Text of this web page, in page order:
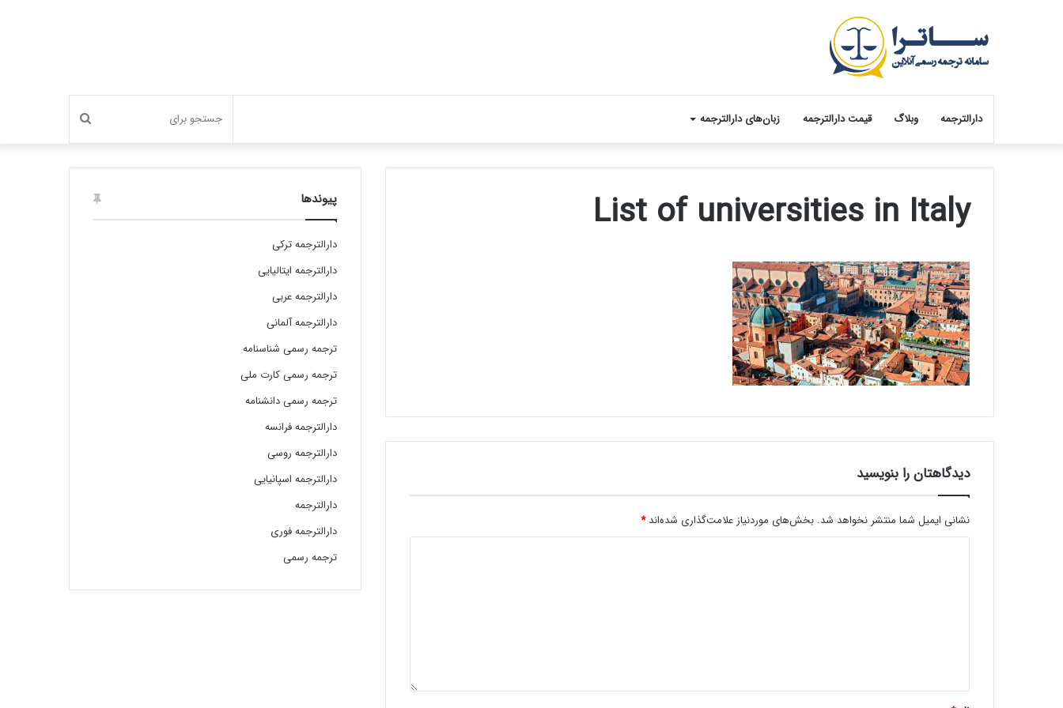
دارالترجمه وبلاگ قیمت دارالترجمه زبان‌های دارالترجمه جستجو
برای
List of universities in Italy
دیدگاهتان را بنویسید
نشانی ایمیل شما منتشر نخواهد شد. بخش‌های موردنیاز علامت‌گذاری شده‌اند*
پیوندها
دارالترجمه ترکی
دارالترجمه ایتالیایی
دارالترجمه عربی
دارالترجمه آلمانی
ترجمه رسمی شناسنامه
ترجمه رسمی کارت ملی
ترجمه رسمی دانشنامه
دارالترجمه فرانسه
دارالترجمه روسی
دارالترجمه اسپانیایی
دارالترجمه
دارالترجمه فوری
ترجمه رسمی